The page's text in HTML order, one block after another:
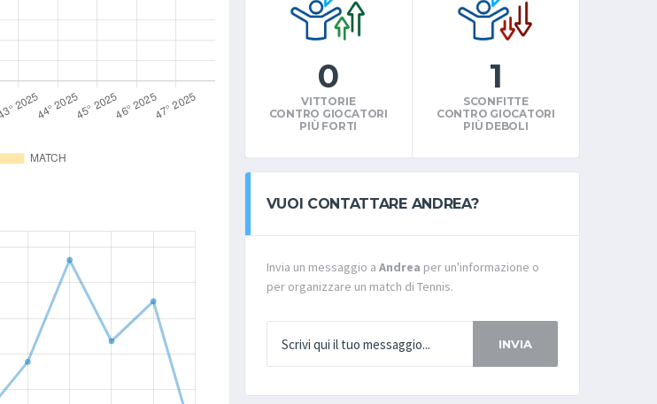
0
VITTORIE
CONTRO GIOCATORI
PIÙ FORTI
1
SCONFITTE
CONTRO GIOCATORI
PIÙ DEBOLI
VUOI CONTATTARE ANDREA?
Invia un messaggio a Andrea per un'informazione o
per organizzare un match di Tennis.
INVIA